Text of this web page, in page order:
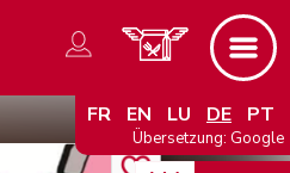
FR EN LU DE PT
Übersetzung: Google